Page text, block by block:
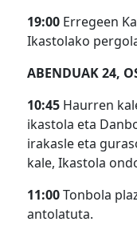
19:00 Erregeen
Ikastolako
ABENDUAK 24,
10:45 Haurren
ikastola eta
irakasle eta
kale, Ikastola
11:00Tonbola
antolatuta.